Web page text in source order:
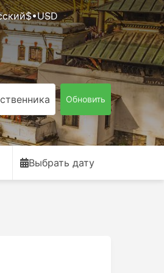
$•USD
Обновить
Выбрать дату